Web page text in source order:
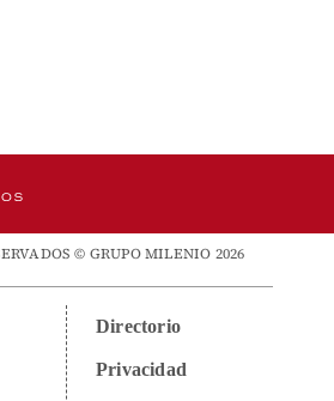
© GRUPO MILENIO 2026
Directorio
Privacidad